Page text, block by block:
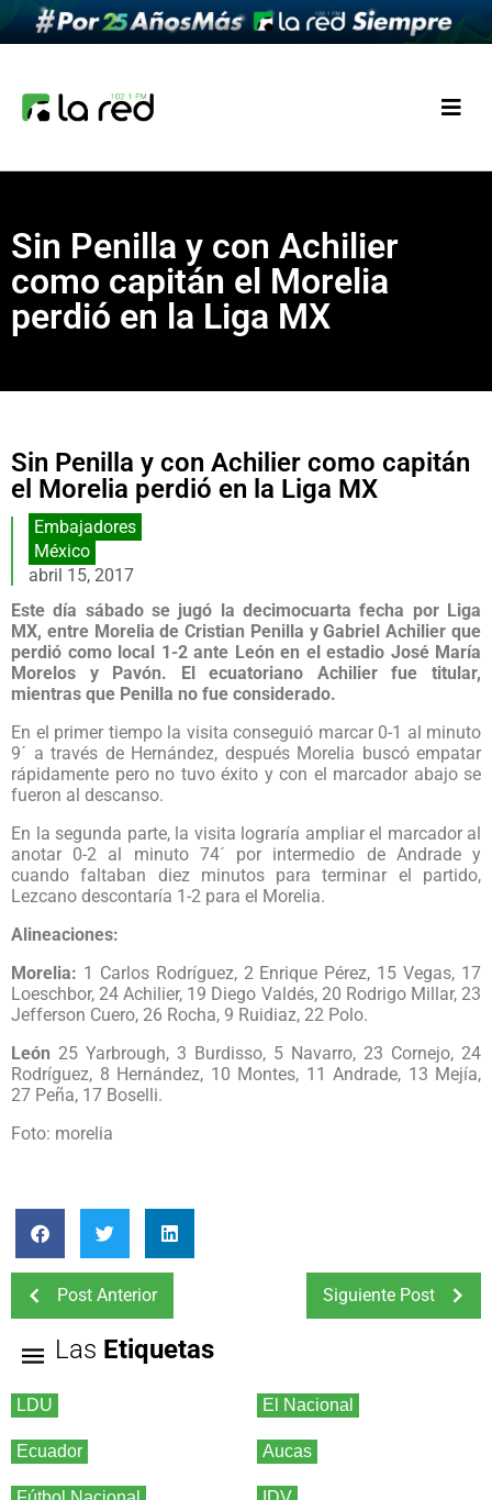
Sin Penilla y con Achilier
como capitán el Morelia
perdió en la Liga MX
Sin Penilla y con Achilier como capitán
el Morelia perdió en la Liga MX
Embajadores
México
abril 15, 2017
Este día sábado se jugó la decimocuarta fecha por Liga
MX, entre Morelia de Cristian Penilla y Gabriel Achilier que
perdió como local 1-2 ante León en el estadio José María
Morelos y Pavón. El ecuatoriano Achilier fue titular,
mientras que Penilla no fue considerado.
En el primer tiempo la visita conseguió marcar 0-1 al minuto
9´ a través de Hernández, después Morelia buscó empatar
rápidamente pero no tuvo éxito y con el marcador abajo se
fueron al descanso.
En la segunda parte, la visita lograría ampliar el marcador al
anotar 0-2 al minuto 74´ por intermedio de Andrade y
cuando faltaban diez minutos para terminar el partido,
Lezcano descontaría 1-2 para el Morelia.
Alineaciones:
Morelia: 1 Carlos Rodríguez, 2 Enrique Pérez, 15 Vegas, 17
Loeschbor, 24 Achilier, 19 Diego Valdés, 20 Rodrigo Millar, 23
Jefferson Cuero, 26 Rocha, 9 Ruidiaz, 22 Polo.
León 25 Yarbrough, 3 Burdisso, 5 Navarro, 23 Cornejo, 24
Rodríguez, 8 Hernández, 10 Montes, 11 Andrade, 13 Mejía,
27 Peña, 17 Boselli.
Foto: morelia
Post Anterior Siguiente Post
Las Etiquetas
LDU El Nacional
Ecuador Aucas